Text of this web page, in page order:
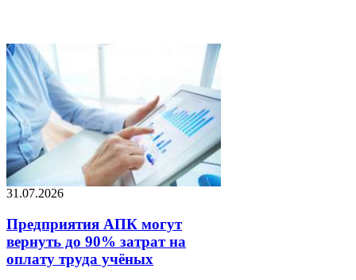
31.07.2026
Предприятия АПК могут
вернуть до 90% затрат на
оплату труда учёных